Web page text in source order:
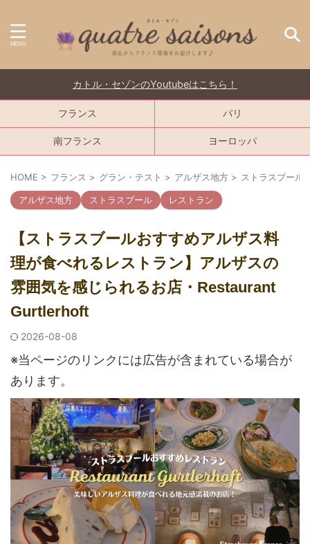
カトル・セゾンのYoutubeはこちら！
フランス パリ
南フランス ヨーロッパ
HOME > フランス > グラン・テスト > アルザス地方 > ストラスブール
アルザス地方 ストラスブール レストラン
【ストラスブールおすすめアルザス料
理が食べれるレストラン】アルザスの
雰囲気を感じられるお店・Restaurant
Gurtlerhoft
2026-08-08
※当ページのリンクには広告が含まれている場合が
あります。